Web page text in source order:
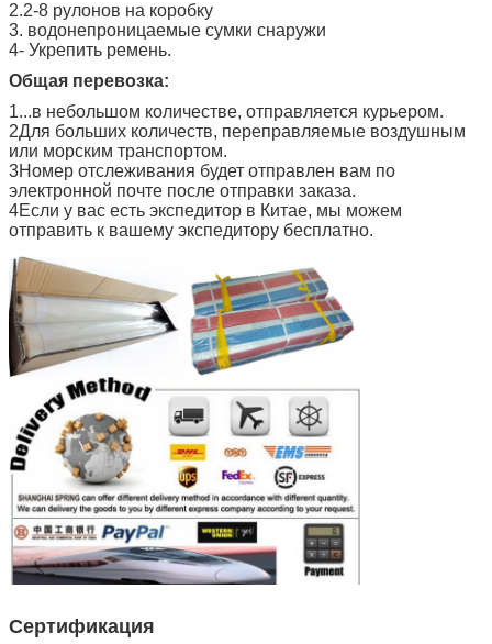
2.2-8 рулонов на коробку
3. водонепроницаемые сумки снаружи
4- Укрепить ремень.
Общая перевозка:
1...в небольшом количестве, отправляется курьером.
2Для больших количеств, переправляемые воздушным
или морским транспортом.
3Номер отслеживания будет отправлен вам по
электронной почте после отправки заказа.
4Если у вас есть экспедитор в Китае, мы можем
отправить к вашему экспедитору бесплатно.
Сертификация